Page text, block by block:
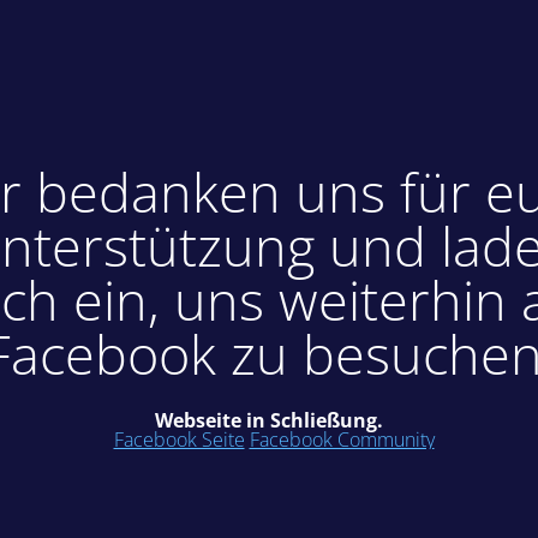
bedanken uns für
und
ein, uns weiterhin
zu
Webseite in Schließung.
Facebook Seite Facebook Community